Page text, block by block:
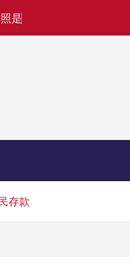
照是
存款